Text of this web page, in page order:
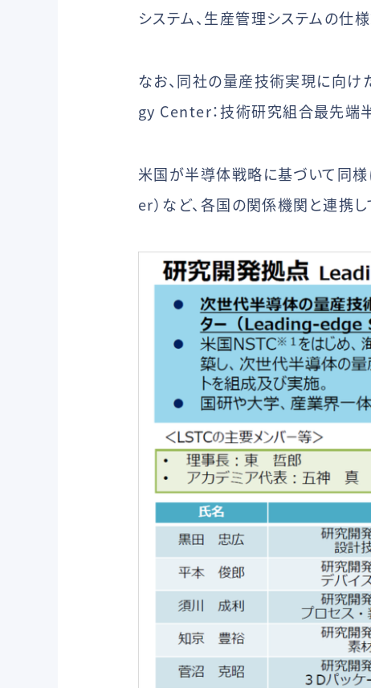
システム、生産管理システムの仕
なお、同社の量産技術実現に向
gy Center：技術研究組合最先端
米国が半導体戦略に基づいて同
er）など、各国の関係機関と連携